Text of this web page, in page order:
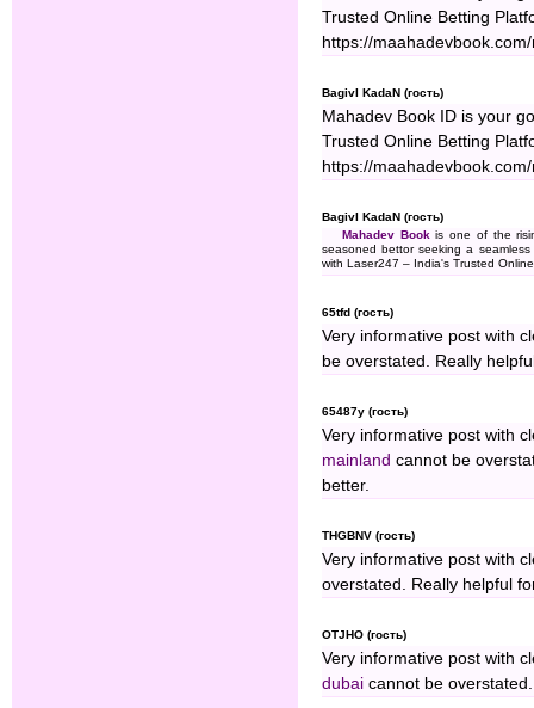
Trusted Online Betting
https://
BagivI KadaN (гость)
Mahadev Book ID is your
Trusted Online Betting
https://
BagivI KadaN (гость)
Mahadev Bookis one of the
seasoned bettor seeking a seamless
with Laser247 – India's Trusted
65tfd (гость)
Very informative post with
be overstated. Really
65487y (гость)
Very informative post with
mainland cannot be
better.
THGBNV (гость)
Very informative post with
overstated. Really helpful
OTJHO (гость)
Very informative post with
dubai cannot be